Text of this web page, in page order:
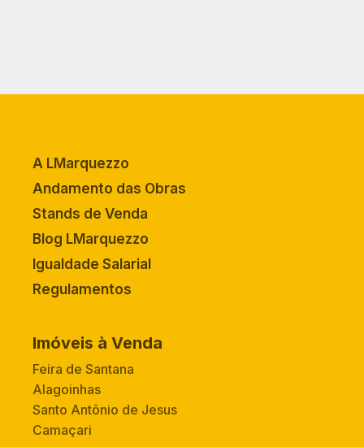
A LMarquezzo
Andamento das Obras
Stands de Venda
Blog LMarquezzo
Igualdade Salarial
Regulamentos
Imóveis à Venda
Feira de Santana
Alagoinhas
Santo Antônio de Jesus
Camaçari